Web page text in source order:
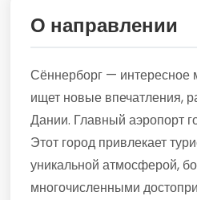
О направлении
Сённерборг — интересное
ищет новые впечатления,
Дании. Главный аэропорт
Этот город привлекает
уникальной атмосферой,
многочисленными